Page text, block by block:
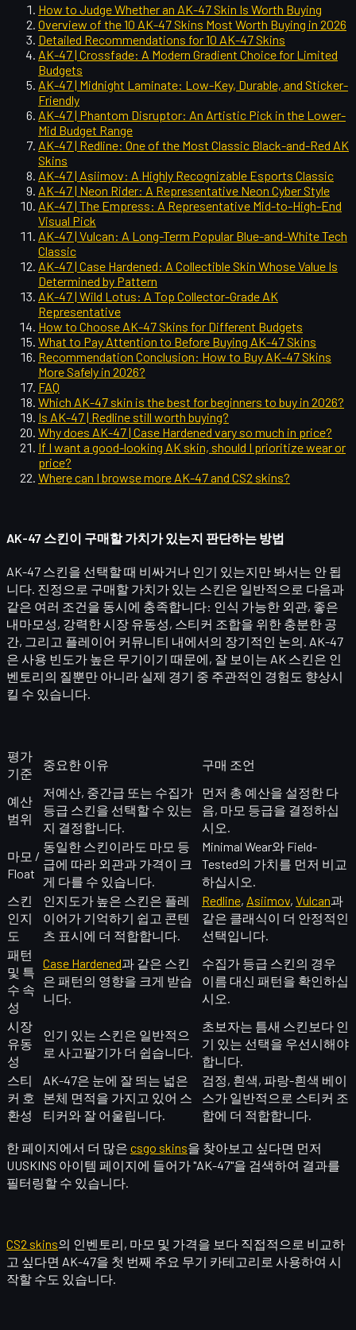
How to Judge Whether an AK-47 Skin Is Worth Buying
Overview of the 10 AK-47 Skins Most Worth Buying in 2026
Detailed Recommendations for 10 AK-47 Skins
AK-47 | Crossfade: A Modern Gradient Choice for Limited
Budgets
AK-47 | Midnight Laminate: Low-Key, Durable, and Sticker-
Friendly
AK-47 | Phantom Disruptor: An Artistic Pick in the Lower-
Mid Budget Range
AK-47 | Redline: One of the Most Classic Black-and-Red AK
Skins
AK-47 | Asiimov: A Highly Recognizable Esports Classic
AK-47 | Neon Rider: A Representative Neon Cyber Style
AK-47 | The Empress: A Representative Mid-to-High-End
Visual Pick
AK-47 | Vulcan: A Long-Term Popular Blue-and-White Tech
Classic
AK-47 | Case Hardened: A Collectible Skin Whose Value Is
Determined by Pattern
AK-47 | Wild Lotus: A Top Collector-Grade AK
Representative
How to Choose AK-47 Skins for Different Budgets
What to Pay Attention to Before Buying AK-47 Skins
Recommendation Conclusion: How to Buy AK-47 Skins
More Safely in 2026?
FAQ
Which AK-47 skin is the best for beginners to buy in 2026?
Is AK-47 | Redline still worth buying?
Why does AK-47 | Case Hardened vary so much in price?
If I want a good-looking AK skin, should I prioritize wear or
price?
Where can I browse more AK-47 and CS2 skins?
AK-47 스킨이 구매할 가치가 있는지 판단하는 방법
AK-47 스킨을 선택할 때 비싸거나 인기 있는지만 봐서는 안 됩
니다. 진정으로 구매할 가치가 있는 스킨은 일반적으로 다음과
같은 여러 조건을 동시에 충족합니다: 인식 가능한 외관, 좋은
내마모성, 강력한 시장 유동성, 스티커 조합을 위한 충분한 공
간, 그리고 플레이어 커뮤니티 내에서의 장기적인 논의. AK-47
은 사용 빈도가 높은 무기이기 때문에, 잘 보이는 AK 스킨은 인
벤토리의 질뿐만 아니라 실제 경기 중 주관적인 경험도 향상시
킬 수 있습니다.
평가
기준
중요한 이유 구매 조언
예산
범위
저예산, 중간급 또는 수집가
등급 스킨을 선택할 수 있는
지 결정합니다.
먼저 총 예산을 설정한 다
음, 마모 등급을 결정하십
시오.
마모 /
Float
동일한 스킨이라도 마모 등
급에 따라 외관과 가격이 크
게 다를 수 있습니다.
Minimal Wear와 Field-
Tested의 가치를 먼저 비교
하십시오.
스킨
인지
도
인지도가 높은 스킨은 플레
이어가 기억하기 쉽고 콘텐
츠 표시에 더 적합합니다.
Redline, Asiimov, Vulcan과
같은 클래식이 더 안정적인
선택입니다.
패턴
및 특
수 속
성
Case Hardened과 같은 스킨
은 패턴의 영향을 크게 받습
니다.
수집가 등급 스킨의 경우
이름 대신 패턴을 확인하십
시오.
시장
유동
성
인기 있는 스킨은 일반적으
로 사고팔기가 더 쉽습니다.
초보자는 틈새 스킨보다 인
기 있는 선택을 우선시해야
합니다.
스티
커 호
환성
AK-47은 눈에 잘 띄는 넓은
본체 면적을 가지고 있어 스
티커와 잘 어울립니다.
검정, 흰색, 파랑-흰색 베이
스가 일반적으로 스티커 조
합에 더 적합합니다.
한 페이지에서 더 많은 csgo skins을 찾아보고 싶다면 먼저
UUSKINS 아이템 페이지에 들어가 "AK-47"을 검색하여 결과를
필터링할 수 있습니다.
CS2 skins의 인벤토리, 마모 및 가격을 보다 직접적으로 비교하
고 싶다면 AK-47을 첫 번째 주요 무기 카테고리로 사용하여 시
작할 수도 있습니다.